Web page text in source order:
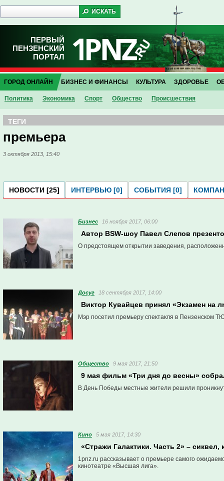
ПЕРВЫЙ
ПЕНЗЕНСКИЙ
ПОРТАЛ
ГОРОД ОНЛАЙН
Политика Экономика Спорт Общество Проиcшествия
БИЗНЕС И ФИНАНСЫ КУЛЬТУРА ЗДОРОВЬЕ
ТЕГИ
премьера
3 октября 2013, 15:40
НОВОСТИ [25] ИНТЕРВЬЮ [0] СОБЫТИЯ [0]
Бизнес 16 ноября 2017, 06:00
Автор BSW-шоу Павел Слепов
О предстоящем открытии заведения,
Досуг 18 сентября 2017, 14:00
Виктор Кувайцев принял «Экзамен на
Мэр посетил премьеру спектакля в Пензенском
Общество 9 мая 2017, 21:50
9 мая фильм «Три дня до весны»
В День Победы местные жители решили
Кино 5 мая 2017, 14:30
«Стражи Галактики. Часть 2» –
1pnz.ru рассказывает о премьере самого
кинотеатре «Высшая лига».